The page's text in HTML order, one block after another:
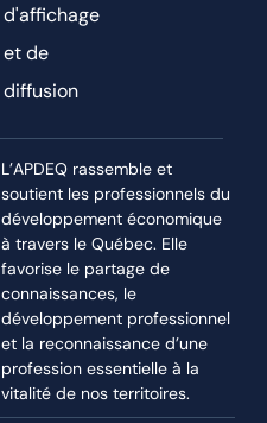
d'affichage
et de
diffusion
L’APDEQ rassemble et
soutient les professionnels du
développement économique
à travers le Québec. Elle
favorise le partage de
connaissances, le
développement professionnel
et la reconnaissance d’une
profession essentielle à la
vitalité de nos territoires.